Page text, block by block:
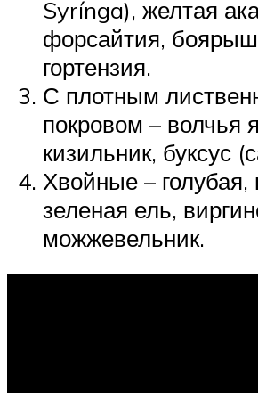
Syrínga), желтая
форсайтия,
гортензия.
С плотным
покровом – волчья
кизильник, буксус
Хвойные – голубая,
зеленая ель,
можжевельник.